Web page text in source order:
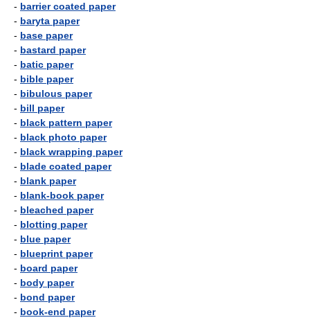
- barrier coated paper
- baryta paper
- base paper
- bastard paper
- batic paper
- bible paper
- bibulous paper
- bill paper
- black pattern paper
- black photo paper
- black wrapping paper
- blade coated paper
- blank paper
- blank-book paper
- bleached paper
- blotting paper
- blue paper
- blueprint paper
- board paper
- body paper
- bond paper
- book-end paper